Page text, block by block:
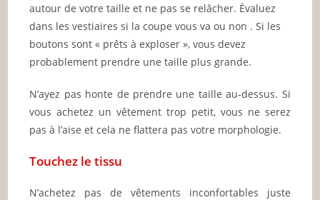
autour de votre taille et ne pas se relâcher. Évaluez
dans les vestiaires si la coupe vous va ou non . Si les
boutons sont « prêts à exploser », vous devez
probablement prendre une taille plus grande.
N’ayez pas honte de prendre une taille au-dessus. Si
vous achetez un vêtement trop petit, vous ne serez
pas à l’aise et cela ne flattera pas votre morphologie.
Touchez le tissu
N’achetez pas de vêtements inconfortables juste